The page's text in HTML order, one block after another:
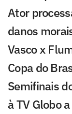
Ator
danos
Vasco x
Copa do
Semifinais
à TV Globo